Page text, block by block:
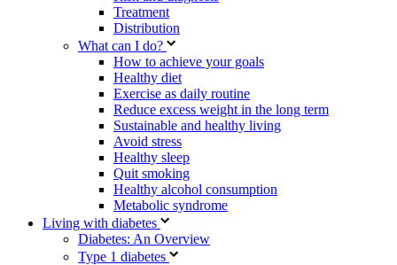
Treatment
Distribution
What can I do?
How to achieve your goals
Healthy diet
Exercise as daily routine
Reduce excess weight in the long term
Sustainable and healthy living
Avoid stress
Healthy sleep
Quit smoking
Healthy alcohol consumption
Metabolic syndrome
Living with diabetes
Diabetes: An Overview
Type 1 diabetes